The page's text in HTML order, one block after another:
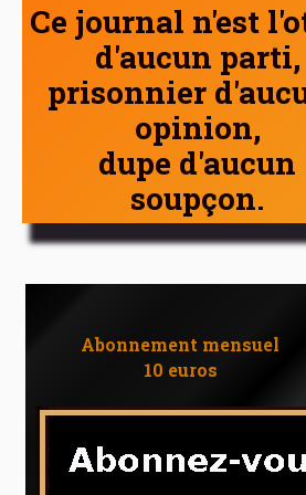
Ce journal n'est
d'aucun parti,
prisonnier
opinion,
dupe d'aucun
soupçon.
Abonnement mensuel
10 euros